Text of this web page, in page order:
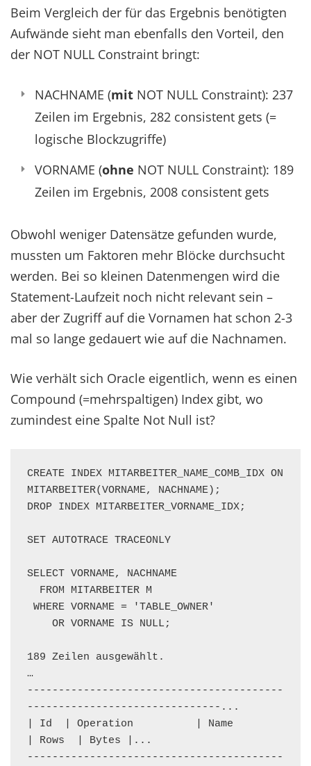
Beim Vergleich der für das Ergebnis benötigten
Aufwände sieht man ebenfalls den Vorteil, den
der NOT NULL Constraint bringt:
NACHNAME (mit NOT NULL Constraint): 237
Zeilen im Ergebnis, 282 consistent gets (=
logische Blockzugriffe)
VORNAME (ohne NOT NULL Constraint): 189
Zeilen im Ergebnis, 2008 consistent gets
Obwohl weniger Datensätze gefunden wurde,
mussten um Faktoren mehr Blöcke durchsucht
werden. Bei so kleinen Datenmengen wird die
Statement-Laufzeit noch nicht relevant sein –
aber der Zugriff auf die Vornamen hat schon 2-3
mal so lange gedauert wie auf die Nachnamen.
Wie verhält sich Oracle eigentlich, wenn es einen
Compound (=mehrspaltigen) Index gibt, wo
zumindest eine Spalte Not Null ist?
CREATE INDEX MITARBEITER_NAME_COMB_IDX ON
MITARBEITER(VORNAME, NACHNAME);
DROP INDEX MITARBEITER_VORNAME_IDX;
SET AUTOTRACE TRACEONLY
SELECT VORNAME, NACHNAME
189 Zeilen ausgewählt.
…
-----------------------------------------
-------------------------------...
| Id  | Operation          | Name
| Rows  | Bytes |...
-----------------------------------------